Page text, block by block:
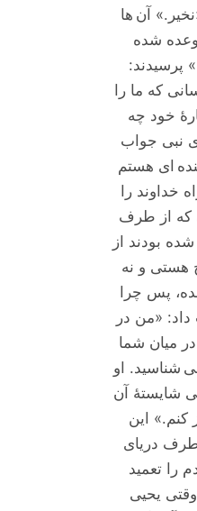
آن ها
وعده شده
پرسیدند:
که ما را
خود چه
نبی جواب
ای هستم
خداوند را
که از طرف
بودند از
هستی و نه
پس چرا
«من در
میان شما
شناسید. او
شایستۀ آن
کنم.» این
طرف دریای
را تعمید
یحیی